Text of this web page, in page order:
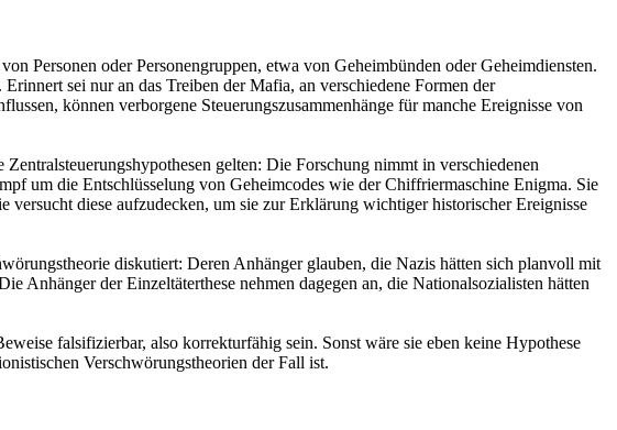
Personen oder Personengruppen, etwa von Geheimbünden oder Geheimdiensten.
sei nur an das Treiben der Mafia, an verschiedene Formen der
können verborgene Steuerungszusammenhänge für manche Ereignisse von
gelten: Die Forschung nimmt in verschiedenen
um die Entschlüsselung von Geheimcodes wie der Chiffriermaschine Enigma. Sie
diese aufzudecken, um sie zur Erklärung wichtiger historischer Ereignisse
diskutiert: Deren Anhänger glauben, die Nazis hätten sich planvoll mit
Anhänger der Einzeltäterthese nehmen dagegen an, die Nationalsozialisten hätten
falsifizierbar, also korrekturfähig sein. Sonst wäre sie eben keine Hypothese
Verschwörungstheorien der Fall ist.